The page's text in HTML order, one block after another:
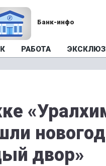
Банк-инфо
РАБОТА
двор»